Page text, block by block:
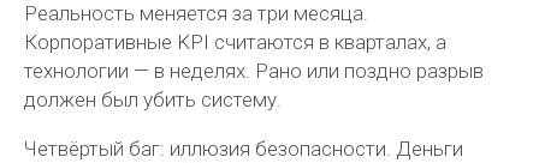
Реальность меняется за три месяца.
Корпоративные KPI считаются в кварталах, а
технологии — в неделях. Рано или поздно разрыв
должен был убить систему.
Четвёртый баг: иллюзия безопасности. Деньги